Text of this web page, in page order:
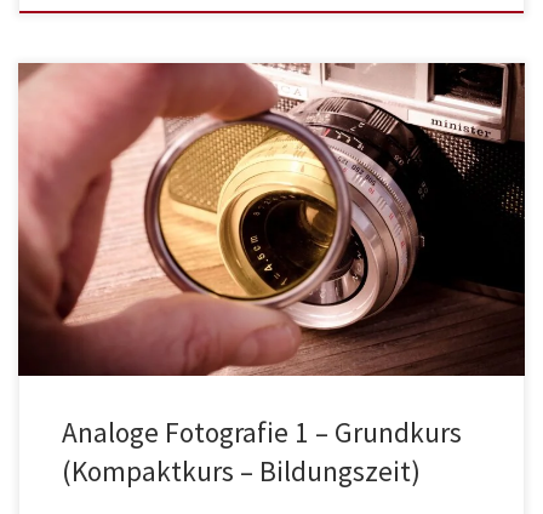
Analoge Fotografie 1 – Grundkurs
(Kompaktkurs – Bildungszeit)